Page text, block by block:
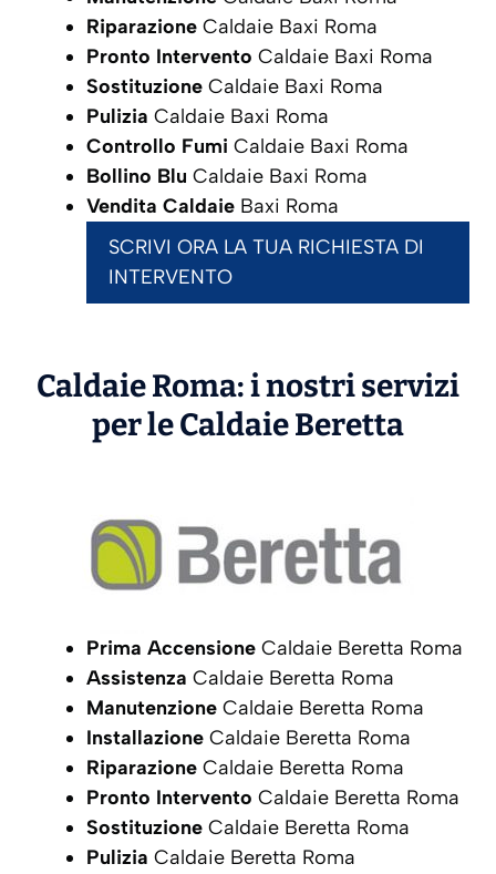
Riparazione Caldaie Baxi Roma
Pronto Intervento Caldaie Baxi Roma
Sostituzione Caldaie Baxi Roma
Pulizia Caldaie Baxi Roma
Controllo Fumi Caldaie Baxi Roma
Bollino Blu Caldaie Baxi Roma
Vendita Caldaie Baxi Roma
SCRIVI ORA LA TUA RICHIESTA DI
INTERVENTO
Caldaie Roma: i nostri servizi
per le CaldaieBeretta
Prima Accensione Caldaie Beretta Roma
Assistenza Caldaie Beretta Roma
Manutenzione Caldaie Beretta Roma
Installazione Caldaie Beretta Roma
Riparazione Caldaie Beretta Roma
Pronto Intervento Caldaie Beretta Roma
Sostituzione Caldaie Beretta Roma
Pulizia Caldaie Beretta Roma